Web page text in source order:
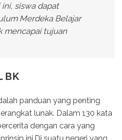
siswa dapat
Merdeka Belajar
mencapai tujuan
BK
panduan yang penting
lunak. Dalam 130 kata
dengan cara yang